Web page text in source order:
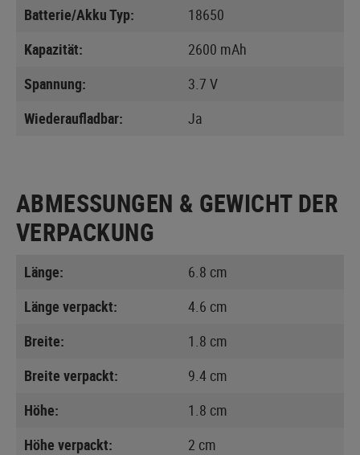
Batterie/Akku Typ:
18650
Kapazität:
2600 mAh
Spannung:
3.7 V
Wiederaufladbar:
Ja
ABMESSUNGEN & GEWICHT DER
VERPACKUNG
Länge:
6.8 cm
Länge verpackt:
4.6 cm
Breite:
1.8 cm
Breite verpackt:
9.4 cm
Höhe:
1.8 cm
Höhe verpackt:
2 cm